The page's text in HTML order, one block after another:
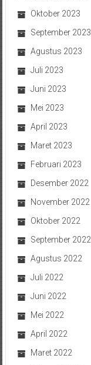
Oktober 2023
September 2023
Agustus 2023
Juli 2023
Juni 2023
Mei 2023
April 2023
Maret 2023
Februari 2023
Desember 2022
November 2022
Oktober 2022
September 2022
Agustus 2022
Juli 2022
Juni 2022
Mei 2022
April 2022
Maret 2022